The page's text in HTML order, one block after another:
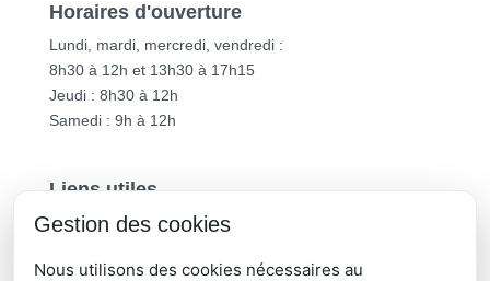
Horaires d'ouverture
Lundi, mardi, mercredi, vendredi :
8h30 à 12h et 13h30 à 17h15
Jeudi : 8h30 à 12h
Samedi : 9h à 12h
Liens utiles
Vichy Communauté
Gestion des cookies
Nous utilisons des cookies nécessaires au